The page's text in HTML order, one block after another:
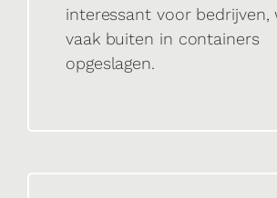
interessant voor bedrijven,
vaak buiten in containers
opgeslagen.